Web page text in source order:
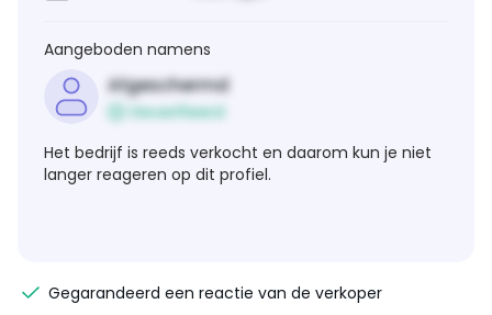
Aangeboden namens
Afgeschermd
Geverifieerd
Het bedrijf is reeds verkocht en daarom kun je niet
langer reageren op dit profiel.
Gegarandeerd een reactie van de verkoper